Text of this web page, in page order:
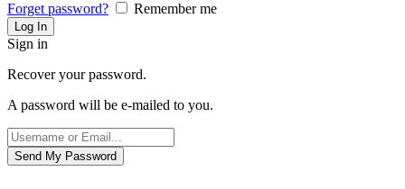
Forget password? Remember me
Sign in
Recover your password.
A password will be e-mailed to you.